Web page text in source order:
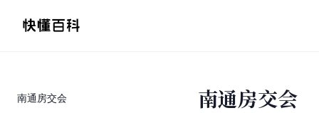
南通房交会
南通房交会